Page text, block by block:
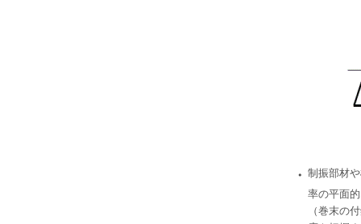
・ 制振部材
率の平面
（巻末の